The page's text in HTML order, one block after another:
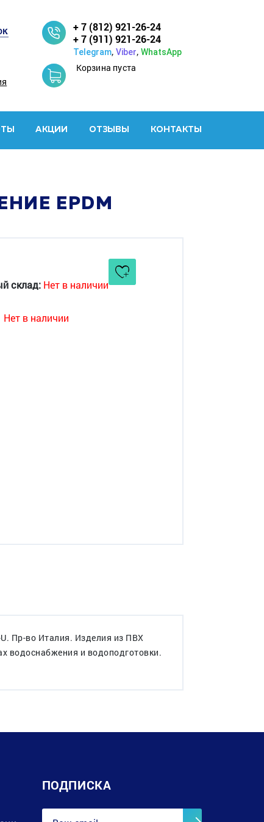
+ 7 (812) 921-26-24
+ 7 (911) 921-26-24
Telegram, Viber, WhatsApp
Корзина пуста
АКЦИИ ОТЗЫВЫ КОНТАКТЫ
EPDM
склад: Нет в наличии
Нет в наличии
U. Пр-во Италия. Изделия из ПВХ
водоснабжения и водоподготовки.
ПОДПИСКА